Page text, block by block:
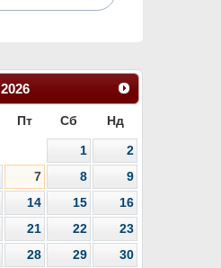
2026
Пт Сб Нд
1
2
7 8
9
14 15
16
21 22
23
28 29
30